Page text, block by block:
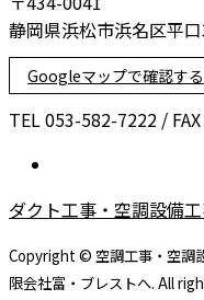
静岡県浜松市浜名区平
Googleマップで確認する
TEL 053-582-7222 /
ダクト工事・空調設備
Copyright © 空調工事・空調
限会社富・ブレストへ. All